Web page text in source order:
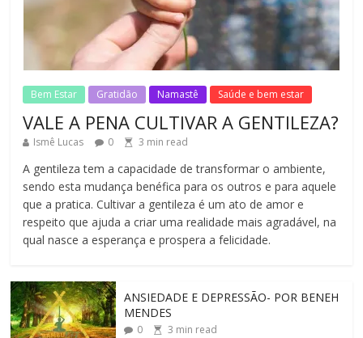
REINVENTANDO A VIDA AOS 70 ANOS
No Comments 2min read
Bem Estar Gratidão Namastê Saúde e bem estar
VALE A PENA CULTIVAR A GENTILEZA?
Ismê Lucas 0 3 min read
A gentileza tem a capacidade de transformar o ambiente,
sendo esta mudança benéfica para os outros e para aquele
que a pratica. Cultivar a gentileza é um ato de amor e
respeito que ajuda a criar uma realidade mais agradável, na
qual nasce a esperança e prospera a felicidade.
ANSIEDADE E DEPRESSÃO- POR BENEH
MENDES
0 3 min read